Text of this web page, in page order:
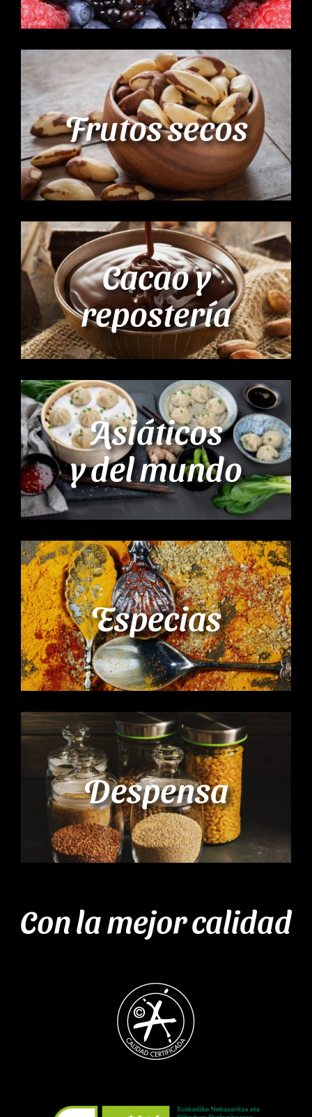
Frutos secos
Cacao y
repostería
Asiáticos
y del mundo
Especias
Despensa
Con la mejor calidad